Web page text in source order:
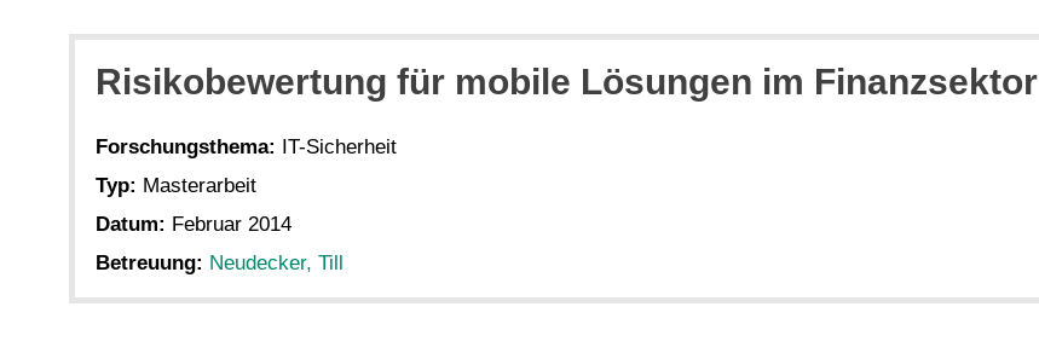
Risikobewertung für mobile Lösungen im Finanzsektor
Forschungsthema: IT-Sicherheit
Typ: Masterarbeit
Datum: Februar 2014
Betreuung: Neudecker, Till